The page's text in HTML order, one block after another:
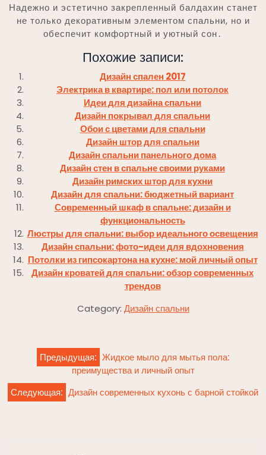
Надежно и эстетично закрепленный балдахин станет
не только декоративным элементом спальни, но и
обеспечит комфортный и уютный сон․
Похожие записи:
Дизайн спален 2017
Электрика в квартире: пол или потолок
Идеи для дизайна спальни
Дизайн покрывал для спальни
Обои с цветами для спальни
Дизайн штор для спальни
Дизайн спальни панельного дома
Дизайн стен в спальне своими руками
Дизайн римских штор для кухни
Дизайн для спальни: бюджетный вариант
Современный шкаф в спальне: дизайн и
функциональность
Люстры для спальни: выбор идеального освещения
Дизайн спальни: фото-идеи для вдохновения
Потолки из гипсокартона на кухне: мой личный опыт
Дизайн кроватей для спальни: обзор современных
трендов
Category: Дизайн спальни
Навигация
записям
Предыдущая: Жидкое мыло для мытья пола:
преимущества и личный опыт
Следующая: Дизайн современных кухонь с барной стойкой